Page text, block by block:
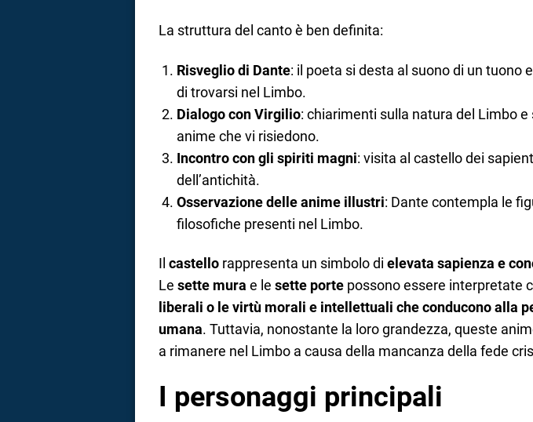
La struttura del canto è ben definita:
Risveglio di Dante: il poeta si desta al suono di un tuono
di trovarsi nel Limbo.
Dialogo con Virgilio: chiarimenti sulla natura del Limbo e
anime che vi risiedono.
Incontro con gli spiriti magni: visita al castello dei
dell’antichità.
Osservazione delle anime illustri: Dante contempla le
filosofiche presenti nel Limbo.
Il castello rappresenta un simbolo di elevata sapienza e
Le sette mura e le sette porte possono essere interpretate
liberali o le virtù morali e intellettuali che conducono alla
umana. Tuttavia, nonostante la loro grandezza, queste
a rimanere nel Limbo a causa della mancanza della fede
I personaggi principali